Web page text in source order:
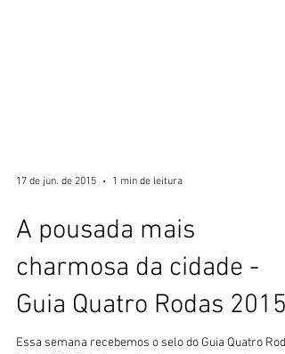
A pousada mais
charmosa da cidade -
Guia Quatro Rodas 2015